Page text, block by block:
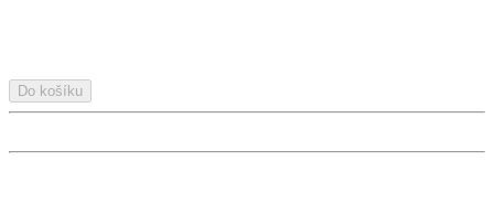
Do košíku